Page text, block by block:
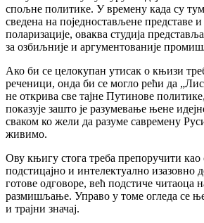
спољне политике. У времену када су
сведена на поједностављене представе
поларизације, оваква студија
за озбиљније и аргументованије
Ако би се целокупан утисак о књизи
реченици, онда би се могло рећи да
не открива све тајне Путинове
показује зашто је разумевање њене
сваком ко жели да разуме савремену
живимо.
Ову књигу стога треба препоручити
подстицајно и интелектуално изазовно
готове одговоре, већ подстиче читаоца
размишљање. Управо у томе огледа се
и трајни значај.